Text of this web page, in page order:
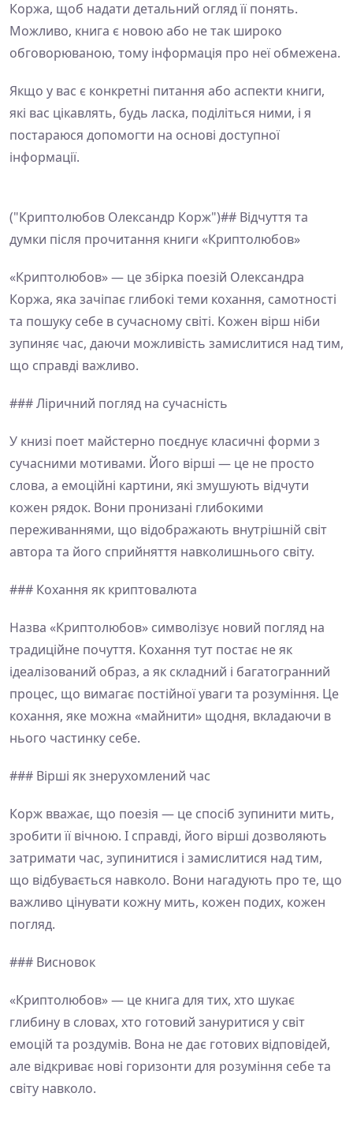
Коржа, щоб надати детальний огляд її понять.
Можливо, книга є новою або не так широко
обговорюваною, тому інформація про неї обмежена.
Якщо у вас є конкретні питання або аспекти книги,
які вас цікавлять, будь ласка, поділіться ними, і я
постараюся допомогти на основі доступної
інформації.
("Криптолюбов Олександр Корж")## Відчуття та
думки після прочитання книги «Криптолюбов»
«Криптолюбов» — це збірка поезій Олександра
Коржа, яка зачіпає глибокі теми кохання, самотності
та пошуку себе в сучасному світі. Кожен вірш ніби
зупиняє час, даючи можливість замислитися над тим,
що справді важливо.
### Ліричний погляд на сучасність
У книзі поет майстерно поєднує класичні форми з
сучасними мотивами. Його вірші — це не просто
слова, а емоційні картини, які змушують відчути
кожен рядок. Вони пронизані глибокими
переживаннями, що відображають внутрішній світ
автора та його сприйняття навколишнього світу.
### Кохання як криптовалюта
Назва «Криптолюбов» символізує новий погляд на
традиційне почуття. Кохання тут постає не як
ідеалізований образ, а як складний і багатогранний
процес, що вимагає постійної уваги та розуміння. Це
кохання, яке можна «майнити» щодня, вкладаючи в
нього частинку себе.
### Вірші як знерухомлений час
Корж вважає, що поезія — це спосіб зупинити мить,
зробити її вічною. І справді, його вірші дозволяють
затримати час, зупинитися і замислитися над тим,
що відбувається навколо. Вони нагадують про те, що
важливо цінувати кожну мить, кожен подих, кожен
погляд.
### Висновок
«Криптолюбов» — це книга для тих, хто шукає
глибину в словах, хто готовий зануритися у світ
емоцій та роздумів. Вона не дає готових відповідей,
але відкриває нові горизонти для розуміння себе та
світу навколо.